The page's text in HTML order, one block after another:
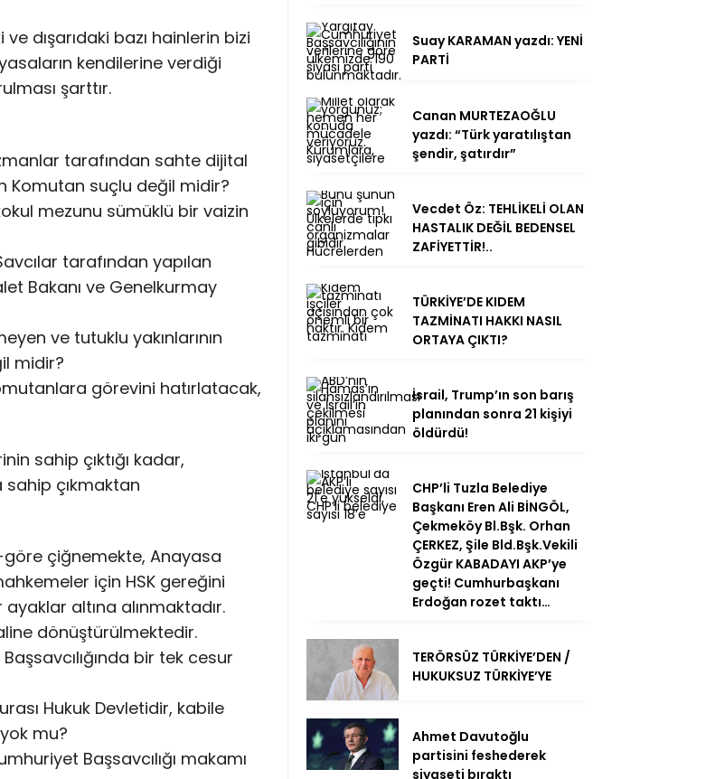
dışarıdaki bazı hainlerin bizi
kendilerine verdiği
şarttır.
tarafından sahte dijital
Komutan suçlu değil midir?
mezunu sümüklü bir vaizin
tarafından yapılan
Bakanı ve Genelkurmay
ve tutuklu yakınlarının
midir?
görevini hatırlatacak,
sahip çıktığı kadar,
sahip çıkmaktan
çiğnemekte, Anayasa
için HSK gereğini
altına alınmaktadır.
dönüştürülmektedir.
bir tek cesur
Hukuk Devletidir, kabile
mu?
Başsavcılığı makamı
Suay KARAMAN yazdı: YENİ
PARTİ
Canan MURTEZAOĞLU
yazdı: “Türk yaratılıştan
şendir, şatırdır”
Vecdet Öz: TEHLİKELİ OLAN
HASTALIK DEĞİL BEDENSEL
ZAFİYETTİR!..
TÜRKİYE’DE KIDEM
TAZMİNATI HAKKI NASIL
ORTAYA ÇIKTI?
İsrail, Trump’ın son barış
planından sonra 21 kişiyi
öldürdü!
CHP’li Tuzla Belediye
Başkanı Eren Ali BİNGÖL,
Çekmeköy Bl.Bşk. Orhan
ÇERKEZ, Şile Bld.Bşk.Vekili
Özgür KABADAYI AKP’ye
geçti! Cumhurbaşkanı
Erdoğan rozet taktı…
TERÖRSÜZ TÜRKİYE’DEN /
HUKUKSUZ TÜRKİYE’YE
Ahmet Davutoğlu
partisini feshederek
siyaseti bıraktı